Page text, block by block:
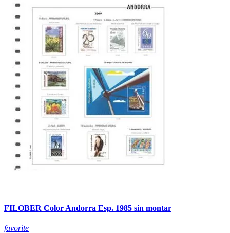
FILOBER Color Andorra Esp. 1985 sin montar
favorite